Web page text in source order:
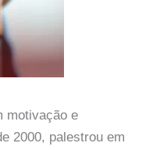
motivação e
2000, palestrou em